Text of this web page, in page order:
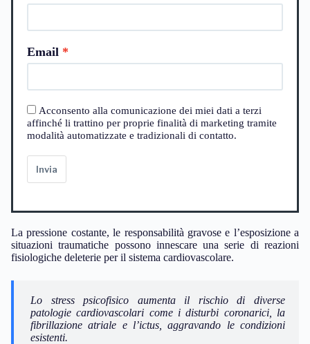
Email
Acconsento alla comunicazione dei miei dati a terzi
affinché li trattino per proprie finalità di marketing tramite
modalità automatizzate e tradizionali di contatto.
Invia
La pressione costante, le responsabilità gravose e l’esposizione a
situazioni traumatiche possono innescare una serie di reazioni
fisiologiche deleterie per il sistema cardiovascolare.
Lo stress psicofisico aumenta il rischio di diverse
patologie cardiovascolari come i disturbi coronarici, la
fibrillazione atriale e l’ictus, aggravando le condizioni
esistenti.